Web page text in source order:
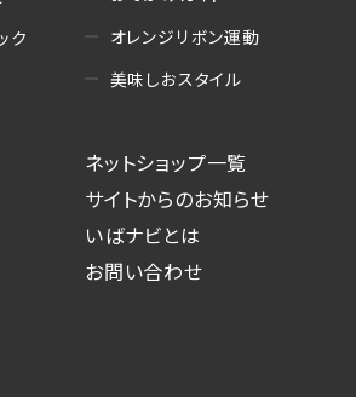
ク
オレンジリボン運動
美味しおスタイル
ネットショップ一覧
サイトからのお知らせ
いばナビとは
お問い合わせ